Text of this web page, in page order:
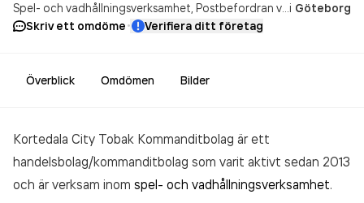
Spel- och vadhållningsverksamhet Postbefordran via nationella posten i Göteborg
Skriv ett omdöme· Verifiera ditt företag
Överblick Omdömen Bilder
Kortedala City Tobak Kommanditbolag är ett
handelsbolag/kommanditbolag som varit aktivt sedan 2013
och är verksam inom spel- och vadhållningsverksamhet.